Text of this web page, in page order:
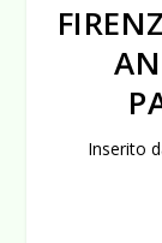
Inserito